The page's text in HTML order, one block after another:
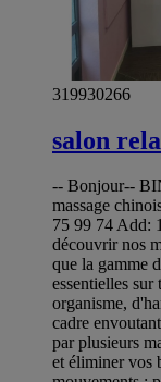
319930266
salon
-- Bonjour--
massage
75 99 74 Add:
découvrir nos
que la gamme
essentielles
organisme,
cadre
par plusieurs
et éliminer vos